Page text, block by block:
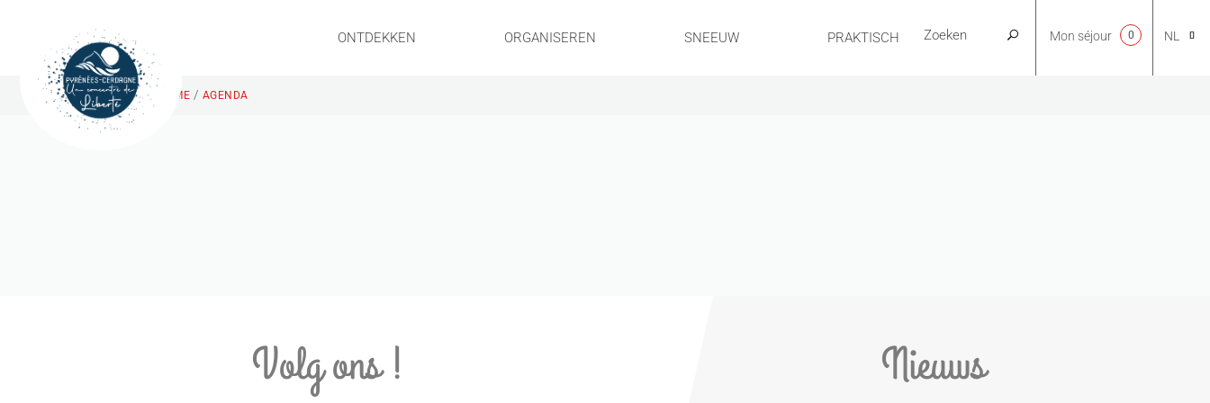
ONTDEKKEN ORGANISEREN SNEEUW PRAKTISCH NL
Mon séjour 0
HOME / AGENDA
Volg ons ! Nieuws